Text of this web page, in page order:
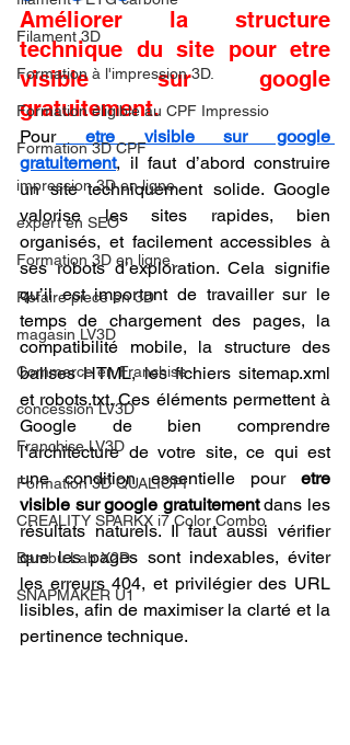
Filament 3D
Formation à l'impression 3D.
Formation éligible au CPF Impressio
Formation 3D CPF
impression 3D en ligne
expert en SEO
Formation 3D en ligne.
Refaire piece en 3D
magasin LV3D
Commerce en Franchise
concession LV3D
Franchise LV3D
Formation 3D QUALIOPI
CREALITY SPARKX i7 Color Combo
Bambu Lab X2D
SNAPMAKER U1
Améliorer la structure
technique du site pour etre
visible sur google
gratuitement.
Pour
etre visible sur google
gratuitement, il faut d’abord construire
un site techniquement solide. Google
valorise les sites rapides, bien
organisés, et facilement accessibles à
ses robots d’exploration. Cela signifie
qu’il est important de travailler sur le
temps de chargement des pages, la
compatibilité mobile, la structure des
balises HTML, les fichiers sitemap.xml
et robots.txt. Ces éléments permettent à
Google de bien comprendre
l’architecture de votre site, ce qui est
une condition essentielle pour etre
visible sur google gratuitement dans les
résultats naturels. Il faut aussi vérifier
que les pages sont indexables, éviter
les erreurs 404, et privilégier des URL
lisibles, afin de maximiser la clarté et la
pertinence technique.